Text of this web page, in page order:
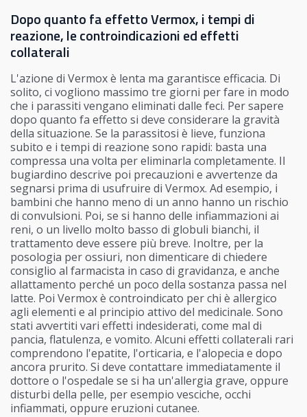
Dopo quanto fa effetto Vermox, i tempi di
reazione, le controindicazioni ed effetti
collaterali
L'azione di Vermox è lenta ma garantisce efficacia. Di
solito, ci vogliono massimo tre giorni per fare in modo
che i parassiti vengano eliminati dalle feci. Per sapere
dopo quanto fa effetto si deve considerare la gravità
della situazione. Se la parassitosi è lieve, funziona
subito e i tempi di reazione sono rapidi: basta una
compressa una volta per eliminarla completamente. Il
bugiardino descrive poi precauzioni e avvertenze da
segnarsi prima di usufruire di Vermox. Ad esempio, i
bambini che hanno meno di un anno hanno un rischio
di convulsioni. Poi, se si hanno delle infiammazioni ai
reni, o un livello molto basso di globuli bianchi, il
trattamento deve essere più breve. Inoltre, per la
posologia per ossiuri, non dimenticare di chiedere
consiglio al farmacista in caso di gravidanza, e anche
allattamento perché un poco della sostanza passa nel
latte. Poi Vermox è controindicato per chi è allergico
agli elementi e al principio attivo del medicinale. Sono
stati avvertiti vari effetti indesiderati, come mal di
pancia, flatulenza, e vomito. Alcuni effetti collaterali rari
comprendono l'epatite, l'orticaria, e l'alopecia e dopo
ancora prurito. Si deve contattare immediatamente il
dottore o l'ospedale se si ha un'allergia grave, oppure
disturbi della pelle, per esempio vesciche, occhi
infiammati, oppure eruzioni cutanee.